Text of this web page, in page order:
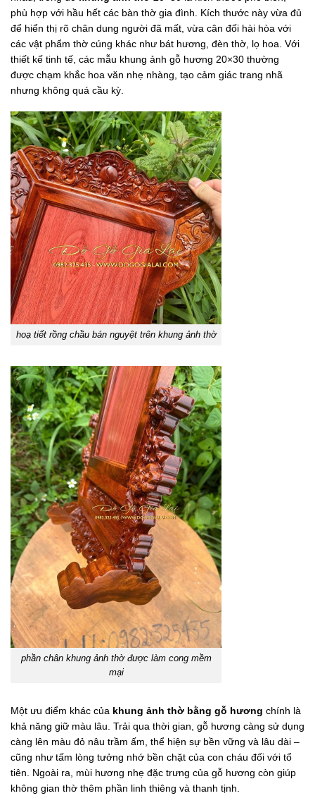
phù hợp với hầu hết các bàn thờ gia đình. Kích thước này vừa đủ
để hiển thị rõ chân dung người đã mất, vừa cân đối hài hòa với
các vật phẩm thờ cúng khác như bát hương, đèn thờ, lọ hoa. Với
thiết kế tinh tế, các mẫu khung ảnh gỗ hương 20×30 thường
được chạm khắc hoa văn nhẹ nhàng, tạo cảm giác trang nhã
nhưng không quá cầu kỳ.
hoạ tiết rồng chầu bán nguyệt trên khung ảnh thờ
phần chân khung ảnh thờ được làm cong mềm
mại
Một ưu điểm khác của khung ảnh thờ bằng gỗ hương chính là
khả năng giữ màu lâu. Trải qua thời gian, gỗ hương càng sử dụng
càng lên màu đỏ nâu trầm ấm, thể hiện sự bền vững và lâu dài –
cũng như tấm lòng tưởng nhớ bền chặt của con cháu đối với tổ
tiên. Ngoài ra, mùi hương nhẹ đặc trưng của gỗ hương còn giúp
không gian thờ thêm phần linh thiêng và thanh tịnh.